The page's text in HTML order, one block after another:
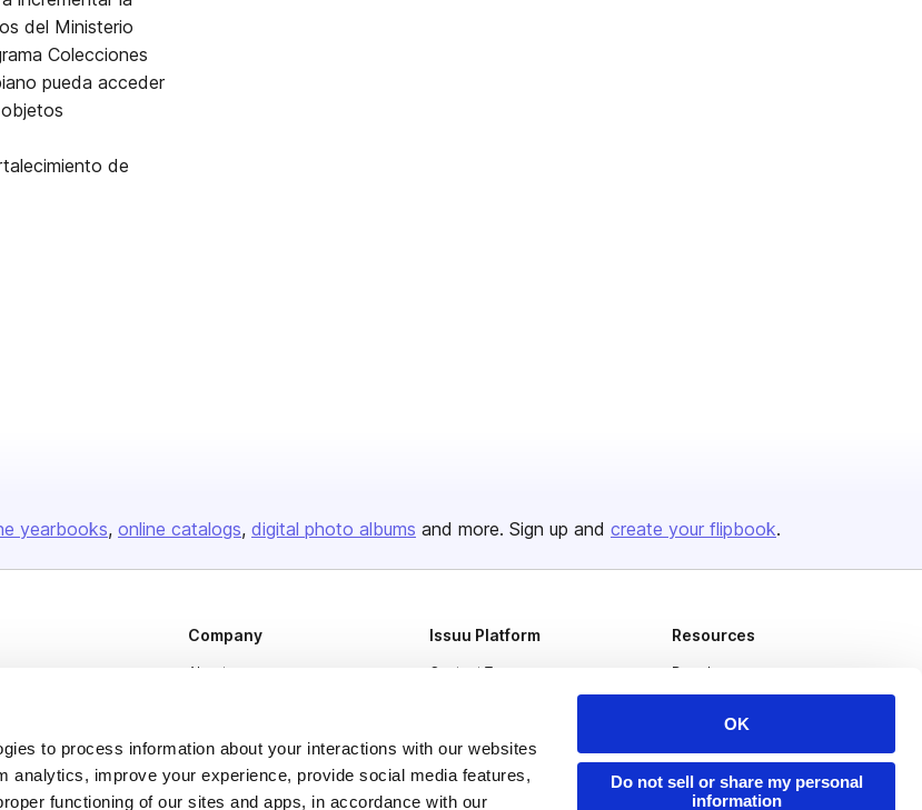
to process information about your interactions with our websites
analytics, improve your experience, provide social media features,
functioning of our sites and apps, in accordance with our
OK
Do not sell or share my personal
information
del Ministerio
Colecciones
pueda acceder
de
yearbooks online catalogs digital photo albums and more. Sign up and create your flipbook.
Company
About us
Plans & Pricing
Press
Issuu Platform
Content Types
Flipbook
Industries
Resources
Developers